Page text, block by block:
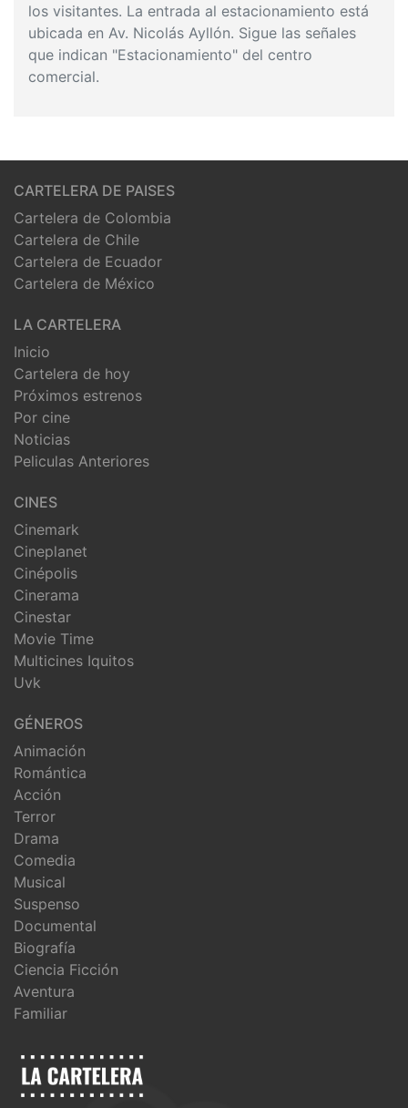
los visitantes. La entrada al estacionamiento está
ubicada en Av. Nicolás Ayllón. Sigue las señales
que indican "Estacionamiento" del centro
comercial.
CARTELERA DE PAISES
Cartelera de Colombia
Cartelera de Chile
Cartelera de Ecuador
Cartelera de México
LA CARTELERA
Inicio
Cartelera de hoy
Próximos estrenos
Por cine
Noticias
Peliculas Anteriores
CINES
Cinemark
Cineplanet
Cinépolis
Cinerama
Cinestar
Movie Time
Multicines Iquitos
Uvk
GÉNEROS
Animación
Romántica
Acción
Terror
Drama
Comedia
Musical
Suspenso
Documental
Biografía
Ciencia Ficción
Aventura
Familiar